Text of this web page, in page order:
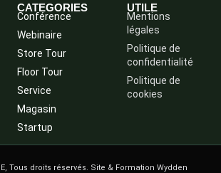
CATEGORIES
Conférence
Webinaire
Store Tour
Floor Tour
Service
Magasin
Startup
UTILE
Mentions
légales
Politique de
confidentialité
Politique de
cookies
Tous droits réservés. Site & Formation Wydden